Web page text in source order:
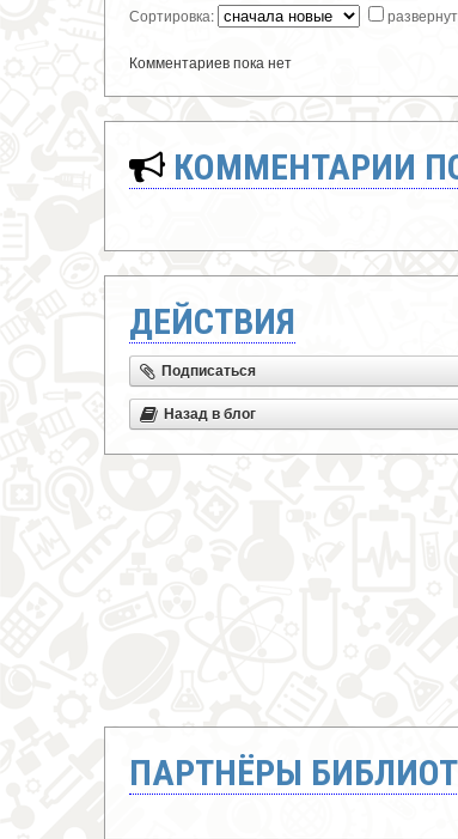
Сортировка:
Комментариев пока нет
КОММЕНТАРИИ
ДЕЙСТВИЯ
Подписаться
Назад в блог
ПАРТНЁРЫ